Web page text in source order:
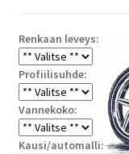
Renkaan leveys:
Profiilisuhde:
Vannekoko:
Kausi/automalli: